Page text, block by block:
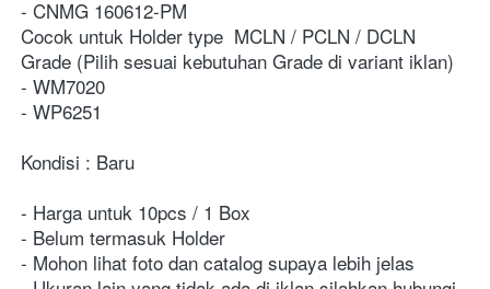
- CNMG 160612-PM
Cocok untuk Holder type  MCLN / PCLN / DCLN
Grade (Pilih sesuai kebutuhan Grade di variant iklan)
- WM7020
- WP6251
Kondisi : Baru
- Harga untuk 10pcs / 1 Box
- Belum termasuk Holder
- Mohon lihat foto dan catalog supaya lebih jelas